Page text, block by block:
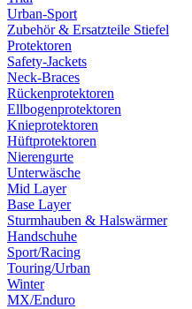
Urban-Sport
Zubehör & Ersatzteile Stiefel
Protektoren
Safety-Jackets
Neck-Braces
Rückenprotektoren
Ellbogenprotektoren
Knieprotektoren
Hüftprotektoren
Nierengurte
Unterwäsche
Mid Layer
Base Layer
Sturmhauben & Halswärmer
Handschuhe
Sport/Racing
Touring/Urban
Winter
MX/Enduro